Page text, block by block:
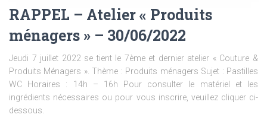
RAPPEL – Atelier « Produits
ménagers » – 30/06/2022
Jeudi 7 juillet 2022 se tient le 7ème et dernier atelier « Couture &
Produits Ménagers ». Thème : Produits ménagers Sujet : Pastilles
WC Horaires : 14h – 16h Pour consulter le matériel et les
ingrédients nécessaires ou pour vous inscrire, veuillez cliquer ci-
dessous.